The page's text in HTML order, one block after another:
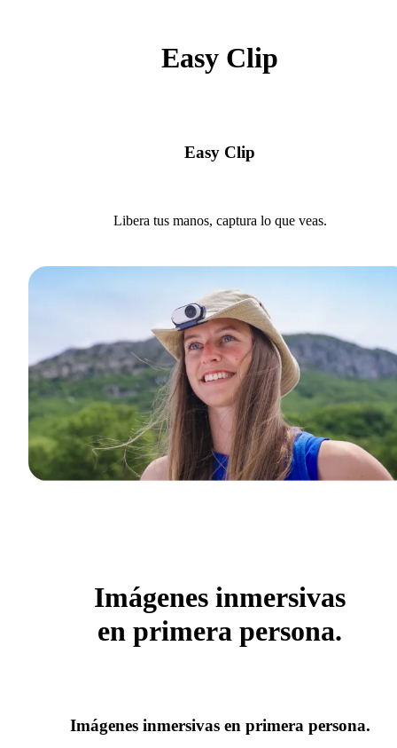
Easy Clip
Easy Clip
Libera tus manos, captura lo que veas.
Imágenes inmersivas
en primera persona.
Imágenes inmersivas en primera persona.